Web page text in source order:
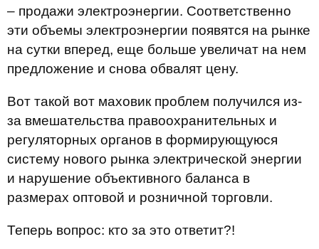
– продажи электроэнергии. Соответственно
эти объемы электроэнергии появятся на рынке
на сутки вперед, еще больше увеличат на нем
предложение и снова обвалят цену.
Вот такой вот маховик проблем получился из-
за вмешательства правоохранительных и
регуляторных органов в формирующуюся
систему нового рынка электрической энергии
и нарушение объективного баланса в
размерах оптовой и розничной торговли.
Теперь вопрос: кто за это ответит?!